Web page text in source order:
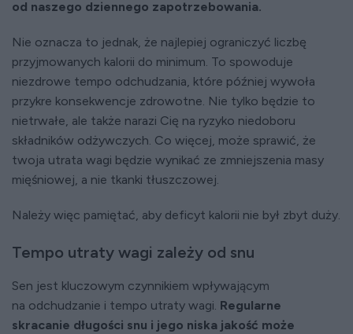
od naszego dziennego zapotrzebowania.
Nie oznacza to jednak, że najlepiej ograniczyć liczbę
przyjmowanych kalorii do minimum. To spowoduje
niezdrowe tempo odchudzania, które później wywoła
przykre konsekwencje zdrowotne. Nie tylko będzie to
nietrwałe, ale także narazi Cię na ryzyko niedoboru
składników odżywczych. Co więcej, może sprawić, że
twoja utrata wagi będzie wynikać ze zmniejszenia masy
mięśniowej, a nie tkanki tłuszczowej.
Należy więc pamiętać, aby deficyt kalorii nie był zbyt duży.
Tempo utraty wagi zależy od snu
Sen jest kluczowym czynnikiem wpływającym
na odchudzanie i tempo utraty wagi. Regularne
skracanie długości snu i jego niska jakość może